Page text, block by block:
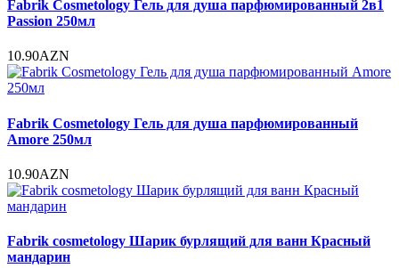
Fabrik Cosmetology Гель для душа парфюмированный 2в1
Passion 250мл
10.90AZN
Fabrik Cosmetology Гель для душа парфюмированный
Amore 250мл
10.90AZN
Fabrik cosmetology Шарик бурлящий для ванн Красный
мандарин